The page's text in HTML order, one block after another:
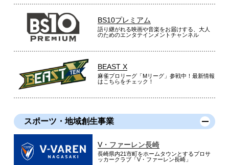
BS10プレミアム
語り継がれる映画や音楽をお届けする、大人
のためのエンタテインメントチャンネル
BEAST X
麻雀プロリーグ「Mリーグ」参戦中！最新情報
はこちらをチェック！
スポーツ・地域創生事業
V・ファーレン長崎
長崎県内21市町をホームタウンとするプロサ
ッカークラブ「V・ファーレン長崎」